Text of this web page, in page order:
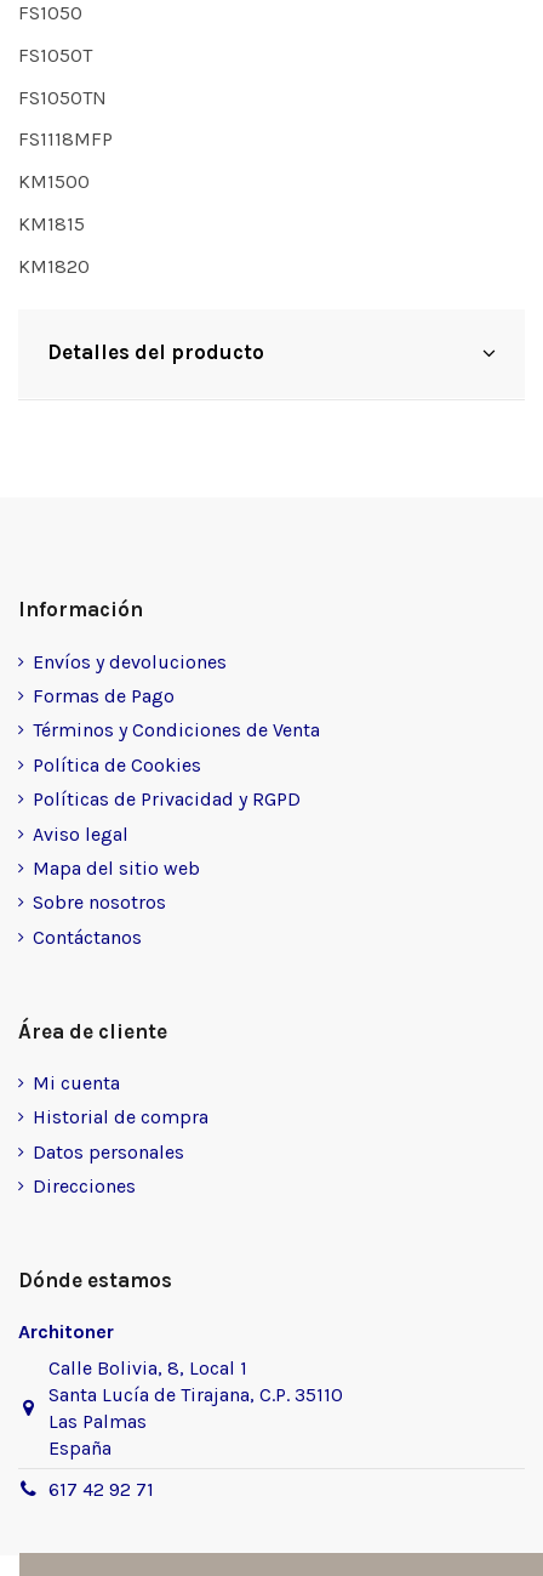
FS1050
FS1050T
FS1050TN
FS1118MFP
KM1500
KM1815
KM1820
Detalles del producto
Información
Envíos y devoluciones
Formas de Pago
Términos y Condiciones de Venta
Política de Cookies
Políticas de Privacidad y RGPD
Aviso legal
Mapa del sitio web
Sobre nosotros
Contáctanos
Área de cliente
Mi cuenta
Historial de compra
Datos personales
Direcciones
Dónde estamos
Architoner
Calle Bolivia, 8, Local 1
Santa Lucía de Tirajana, C.P. 35110
Las Palmas
España
617 42 92 71